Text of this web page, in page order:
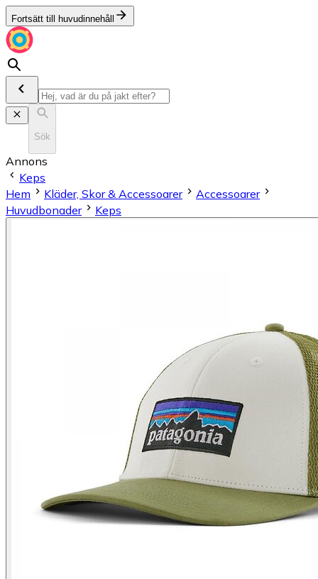
Fortsätt till huvudinnehåll
Sök
Annons
Keps
Hem
Kläder, Skor & Accessoarer
Accessoarer
Huvudbonader
Keps